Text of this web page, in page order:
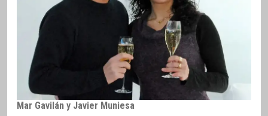
Mar Gavilán y Javier Muniesa